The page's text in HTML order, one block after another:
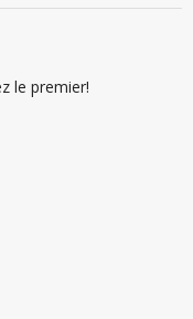
le premier!